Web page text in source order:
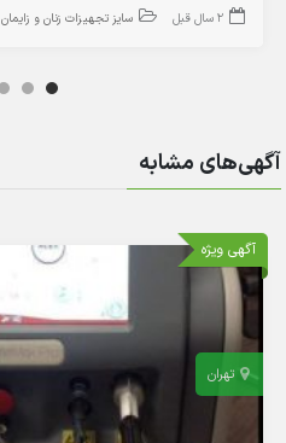
2 سال قبل سایز تجهیزات زنان و زایمان
آگهی‌های مشابه
آگهی ویژه
تهران